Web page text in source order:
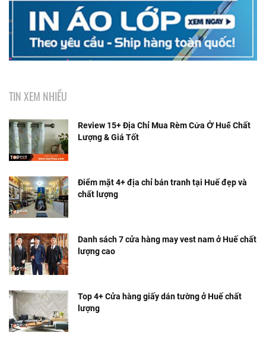
TIN XEM NHIỀU
Review 15+ Địa Chỉ Mua Rèm Cửa Ở Huế Chất
Lượng & Giá Tốt
Điểm mặt 4+ địa chỉ bán tranh tại Huế đẹp và
chất lượng
Danh sách 7 cửa hàng may vest nam ở Huế chất
lượng cao
Top 4+ Cửa hàng giấy dán tường ở Huế chất
lượng